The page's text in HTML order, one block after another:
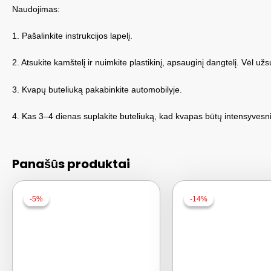
Naudojimas:
1. Pašalinkite instrukcijos lapelį.
2. Atsukite kamštelį ir nuimkite plastikinį, apsauginį dangtelį. Vėl
3. Kvapų buteliuką pakabinkite automobilyje.
4. Kas 3–4 dienas suplakite buteliuką, kad kvapas būtų
Panašūs produktai
-5%
-5% -14%
-14%